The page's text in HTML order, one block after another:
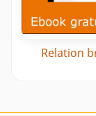
Relation